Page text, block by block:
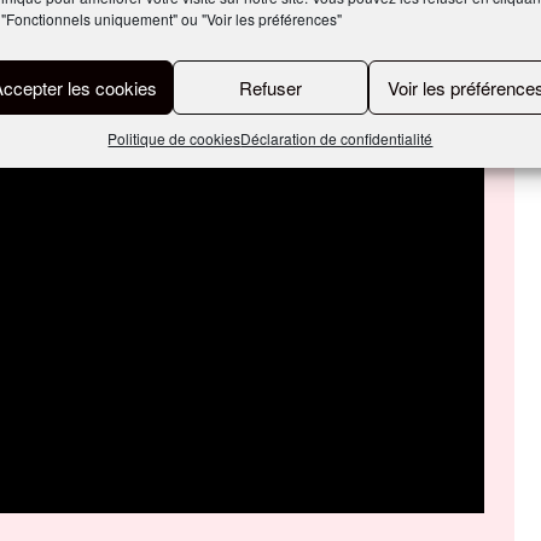
uniquement" ou "Voir les préférences"
les cookies Refuser Voir les
Politique de cookiesDéclaration de confidentialité